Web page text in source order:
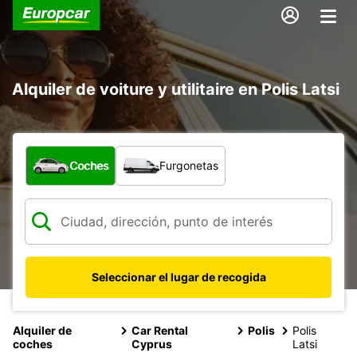
Alquiler de voiture y utilitaire en Polis Latsi
¿Qué tipo de vehículo?
Coches Furgonetas
Seleccionar el lugar de recogida
Alquiler de
coches
Car Rental
Cyprus
Polis
Polis
Latsi